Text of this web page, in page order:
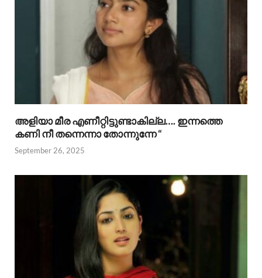
അളിയാ മീര എണീറ്റിട്ടുണ്ടാകില്ല…. ഇന്നത്തെ
കണി നീ തന്നെന്നാ തോന്നുന്നേ “
September 26, 2025